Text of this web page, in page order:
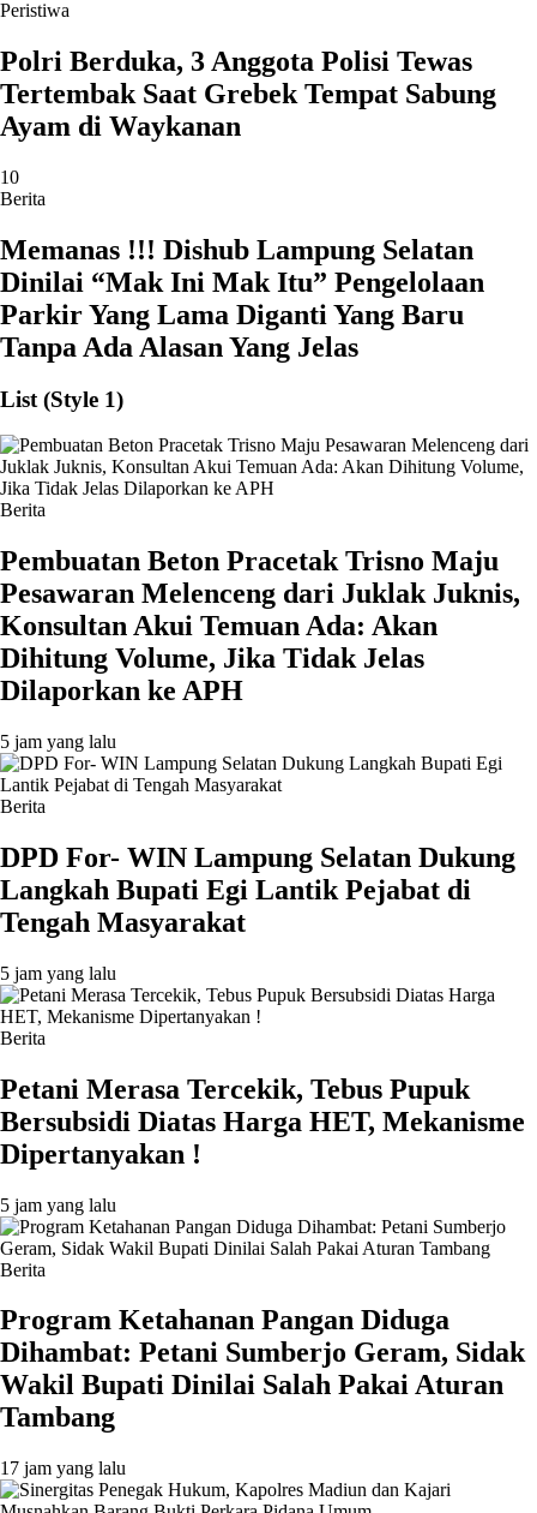
Peristiwa
Polri Berduka, 3 Anggota Polisi Tewas
Tertembak Saat Grebek Tempat Sabung
Ayam di Waykanan
10
Berita
Memanas !!! Dishub Lampung Selatan
Dinilai “Mak Ini Mak Itu” Pengelolaan
Parkir Yang Lama Diganti Yang Baru
Tanpa Ada Alasan Yang Jelas
List (Style 1)
Berita
Pembuatan Beton Pracetak Trisno Maju
Pesawaran Melenceng dari Juklak Juknis,
Konsultan Akui Temuan Ada: Akan
Dihitung Volume, Jika Tidak Jelas
Dilaporkan ke APH
5 jam yang lalu
Berita
DPD For- WIN Lampung Selatan Dukung
Langkah Bupati Egi Lantik Pejabat di
Tengah Masyarakat
5 jam yang lalu
Berita
Petani Merasa Tercekik, Tebus Pupuk
Bersubsidi Diatas Harga HET, Mekanisme
Dipertanyakan !
5 jam yang lalu
Berita
Program Ketahanan Pangan Diduga
Dihambat: Petani Sumberjo Geram, Sidak
Wakil Bupati Dinilai Salah Pakai Aturan
Tambang
17 jam yang lalu